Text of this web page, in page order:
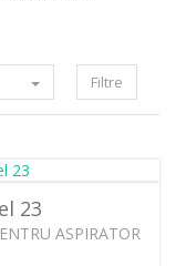
Filtre
23
ASPIRATOR